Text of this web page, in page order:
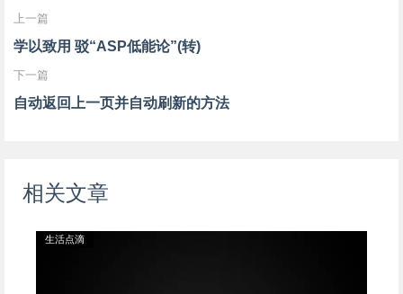
上一篇
学以致用 驳“ASP低能论”(转)
下一篇
自动返回上一页并自动刷新的方法
相关文章
生活点滴